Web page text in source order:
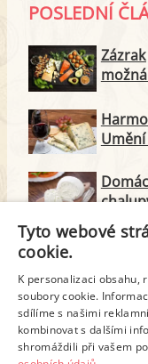
POSLEDNÍ
Tyto webové
cookie.
K personalizaci obsahu,
soubory cookie.
sdílíme s našimi
kombinovat s dalšími
shromáždili při vašem